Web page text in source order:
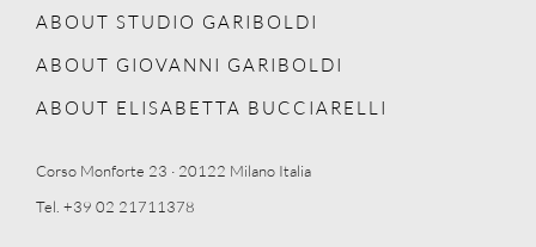
ABOUT STUDIO GARIBOLDI
ABOUT GIOVANNI GARIBOLDI
ABOUT ELISABETTA BUCCIARELLI
Corso Monforte 23 · 20122 Milano Italia
Tel. +39 02 21711378